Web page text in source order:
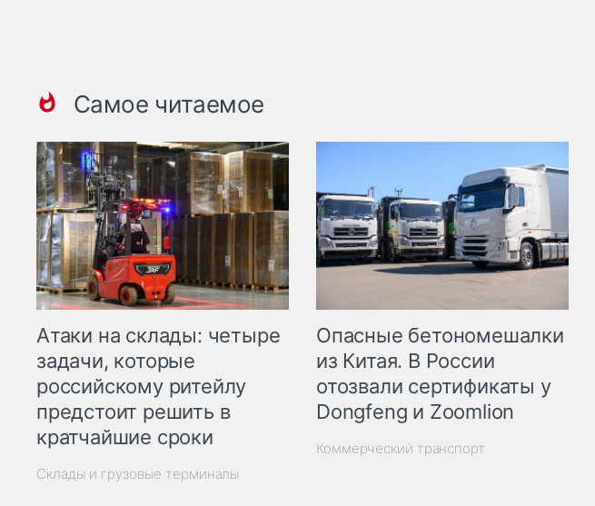
Самое читаемое
Атаки на склады: четыре
задачи, которые
российскому ритейлу
предстоит решить в
кратчайшие сроки
Склады и грузовые терминалы
Опасные бетономешалки
из Китая. В России
отозвали сертификаты у
Dongfeng и Zoomlion
Коммерческий транспорт